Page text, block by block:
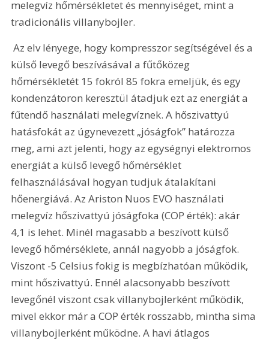
melegvíz hőmérsékletet és mennyiséget, mint a
tradicionális villanybojler.
Az elv lényege, hogy kompresszor segítségével és a
külső levegő beszívásával a fűtőközeg
hőmérsékletét 15 fokról 85 fokra emeljük, és egy
kondenzátoron keresztül átadjuk ezt az energiát a
fűtendő használati melegvíznek. A hőszivattyú
hatásfokát az úgynevezett „jóságfok” határozza
meg, ami azt jelenti, hogy az egységnyi elektromos
energiát a külső levegő hőmérséklet
felhasználásával hogyan tudjuk átalakítani
hőenergiává. Az Ariston Nuos EVO használati
melegvíz hőszivattyú jóságfoka (COP érték): akár
4,1 is lehet. Minél magasabb a beszívott külső
levegő hőmérséklete, annál nagyobb a jóságfok.
Viszont -5 Celsius fokig is megbízhatóan működik,
mint hőszivattyú. Ennél alacsonyabb beszívott
levegőnél viszont csak villanybojlerként működik,
mivel ekkor már a COP érték rosszabb, mintha sima
villanybojlerként működne. A havi átlagos